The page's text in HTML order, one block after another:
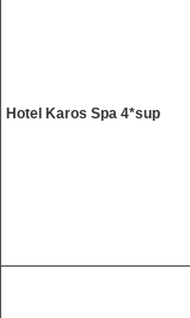
Hotel Karos Spa 4*sup